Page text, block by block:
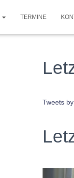
TERMINE
Tweets